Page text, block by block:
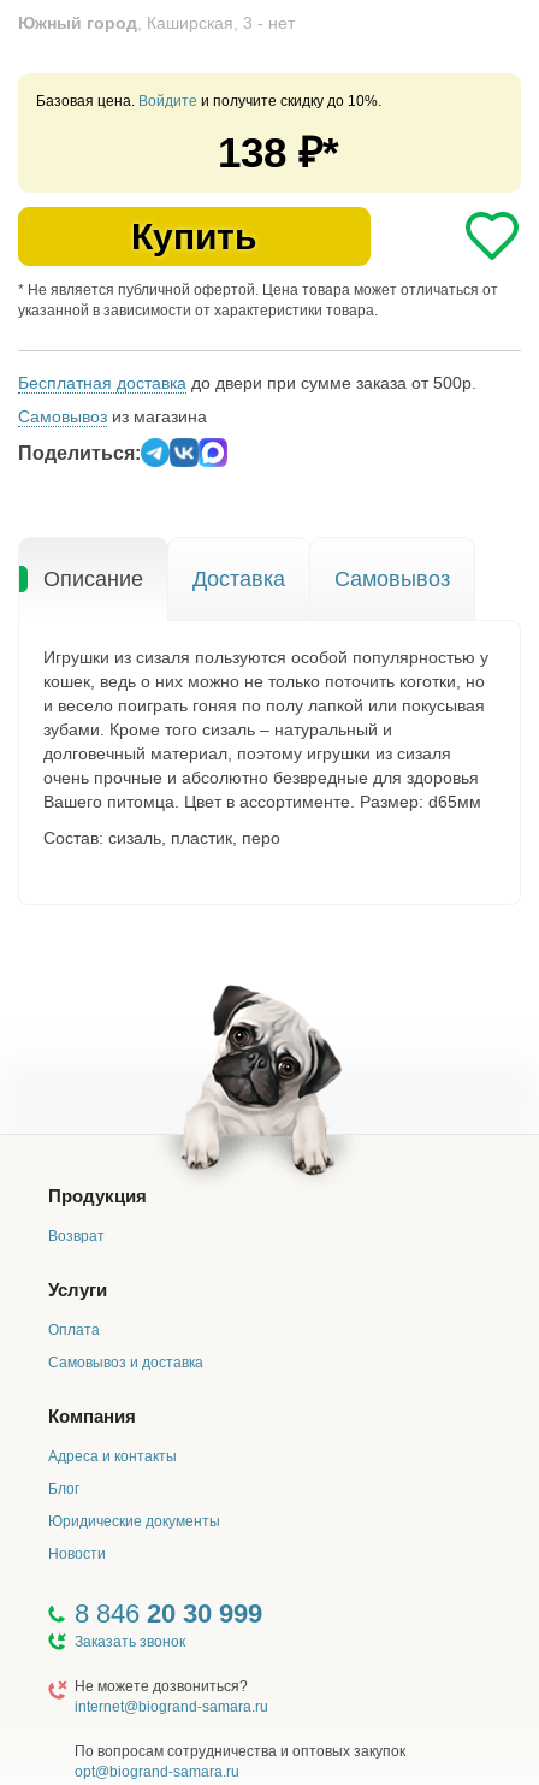
Южный город , Каширская, 3 - нет
Базовая цена. Войдите и получите скидку до 10%.
138 ₽*
Купить
* Не является публичной офертой. Цена товара может отличаться от
указанной в зависимости от характеристики товара.
Бесплатная доставка до двери при сумме заказа от 500р.
Самовывоз из магазина
Поделиться:
Описание Доставка Самовывоз
Игрушки из сизаля пользуются особой популярностью у
кошек, ведь о них можно не только поточить коготки, но
и весело поиграть гоняя по полу лапкой или покусывая
зубами. Кроме того сизаль – натуральный и
долговечный материал, поэтому игрушки из сизаля
очень прочные и абсолютно безвредные для здоровья
Вашего питомца. Цвет в ассортименте. Размер: d65мм
Состав: cизаль, пластик, перо
Продукция
Возврат
Услуги
Оплата
Самовывоз и доставка
Компания
Адреса и контакты
Блог
Юридические документы
Новости
8 846 20 30 999
Заказать звонок
Не можете дозвониться?
internet@biogrand-samara.ru
По вопросам сотрудничества и оптовых закупок
opt@biogrand-samara.ru